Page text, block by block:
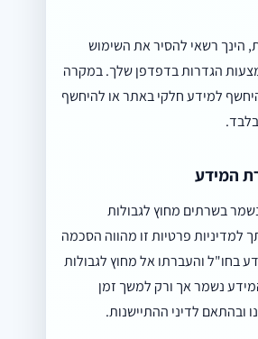
הינך רשאי להסיר את השימוש
הגדרות בדפדפן שלך. במקרה
למידע חלקי באתר או להיחשף
המידע
בשרתים מחוץ לגבולות
למדיניות פרטיות זו מהווה הסכמה
בחו"ל והעברתו אל מחוץ לגבולות
נשמר אך ורק למשך זמן
ובהתאם לדיני ההתיישנות.